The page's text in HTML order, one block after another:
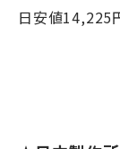
日安値14,225